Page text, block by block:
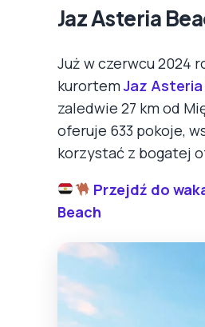
Jaz Asteria
Już w czerwcu 2024
kurortemJaz Asteria
zaledwie 27 km od
oferuje 633 pokoje,
korzystać z bogatej
Przejdź do
Beach